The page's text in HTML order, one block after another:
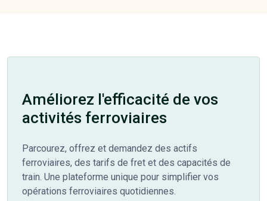
Améliorez l'efficacité de vos
activités ferroviaires
Parcourez, offrez et demandez des actifs
ferroviaires, des tarifs de fret et des capacités de
train. Une plateforme unique pour simplifier vos
opérations ferroviaires quotidiennes.